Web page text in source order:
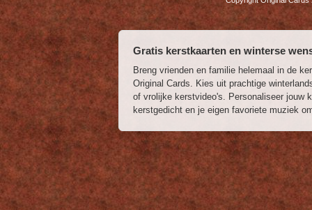
Gratis kerstkaarten en winterse
Breng vrienden en familie helemaal in de
Original Cards. Kies uit prachtige
of vrolijke kerstvideo's. Personaliseer jouw
kerstgedicht en je eigen favoriete muziek